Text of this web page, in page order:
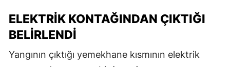
ELEKTRIK KONTAĞINDAN ÇIKTIĞI
BELIRLENDI
Yangının çıktığı yemekhane kısmının elektrik